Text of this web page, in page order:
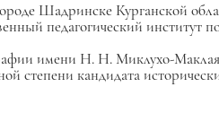
Шадринске Курганской
педагогический институт
имени Н. Н. Миклухо-
степени кандидата